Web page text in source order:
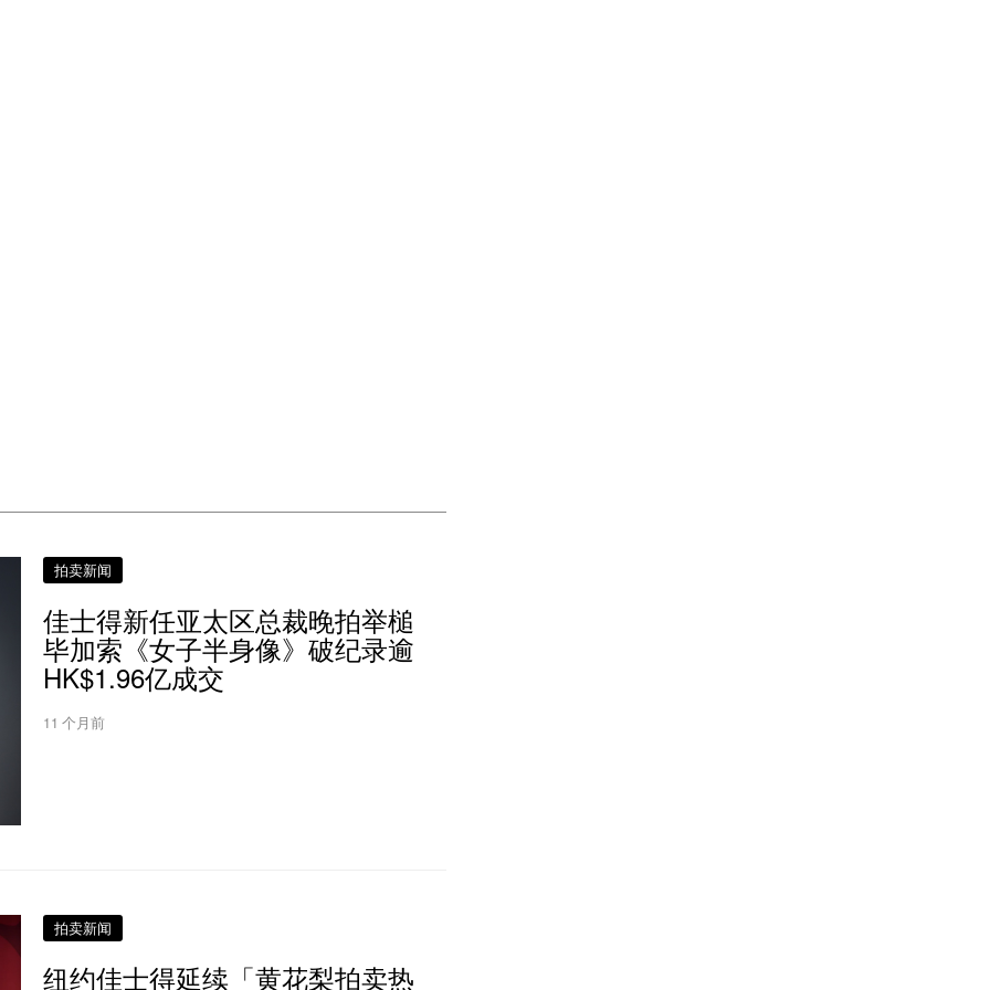
拍卖新闻
佳士得新任亚太区总裁晚拍举槌
毕加索《女子半身像》破纪录逾
HK$1.96亿成交
11 个月前
拍卖新闻
纽约佳士得延续「黄花梨拍卖热